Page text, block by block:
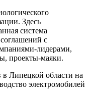
Здесь
система
с
лидерами,
проекты-маяки.
в Липецкой области на
электромобилей